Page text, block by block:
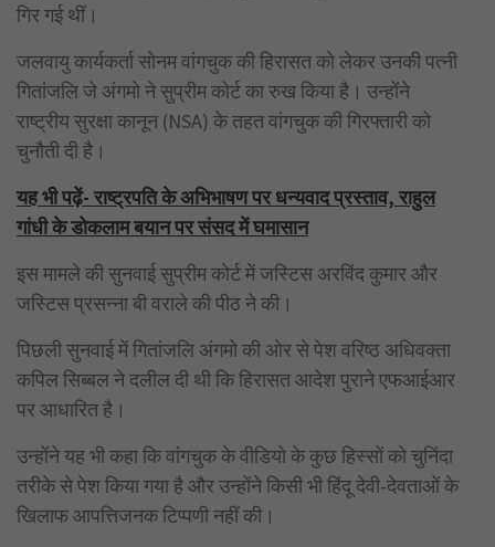
गिर गई थीं।
जलवायु कार्यकर्ता सोनम वांगचुक की हिरासत को लेकर उनकी पत्नी
गितांजलि जे अंगमो ने सुप्रीम कोर्ट का रुख किया है। उन्होंने
राष्ट्रीय सुरक्षा कानून (NSA) के तहत वांगचुक की गिरफ्तारी को
चुनौती दी है।
यह भी पढ़ें- राष्ट्रपति के अभिभाषण पर धन्यवाद प्रस्ताव, राहुल
गांधी के डोकलाम बयान पर संसद में घमासान
इस मामले की सुनवाई सुप्रीम कोर्ट में जस्टिस अरविंद कुमार और
जस्टिस प्रसन्ना बी वराले की पीठ ने की।
पिछली सुनवाई में गितांजलि अंगमो की ओर से पेश वरिष्ठ अधिवक्ता
कपिल सिब्बल ने दलील दी थी कि हिरासत आदेश पुराने एफआईआर
पर आधारित है।
उन्होंने यह भी कहा कि वांगचुक के वीडियो के कुछ हिस्सों को चुनिंदा
तरीके से पेश किया गया है और उन्होंने किसी भी हिंदू देवी-देवताओं के
खिलाफ आपत्तिजनक टिप्पणी नहीं की।